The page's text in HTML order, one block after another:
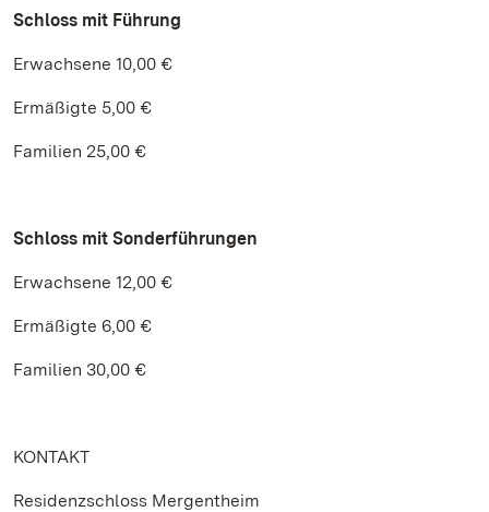
Schloss mit Führung
Erwachsene 10,00 €
Ermäßigte 5,00 €
Familien 25,00 €
Schloss mit Sonderführungen
Erwachsene 12,00 €
Ermäßigte 6,00 €
Familien 30,00 €
KONTAKT
Residenzschloss Mergentheim